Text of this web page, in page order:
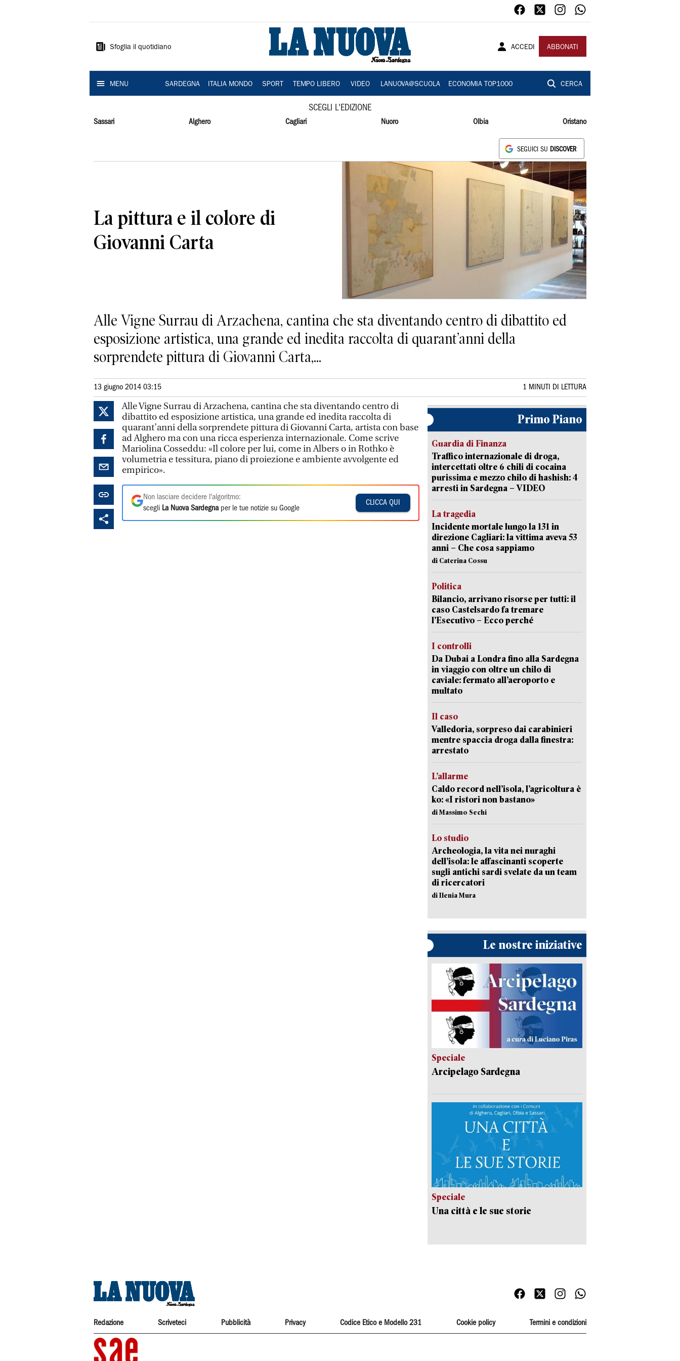
Sardegna
Sfoglia il quotidiano ACCEDI ABBONATI
MENU SARDEGNA ITALIA MONDO SPORT TEMPO LIBERO VIDEO LANUOVA@SCUOLA ECONOMIA TOP1000 CERCA
SCEGLI L'EDIZIONE
Sassari Alghero Cagliari Nuoro Olbia Oristano
SEGUICI SU DISCOVER
La pittura e il colore di
Giovanni Carta
Alle Vigne Surrau di Arzachena, cantina che sta diventando centro di dibattito ed
esposizione artistica, una grande ed inedita raccolta di quarant’anni della
sorprendete pittura di Giovanni Carta,...
13 giugno 2014 03:15 1 MINUTI DI LETTURA
Alle Vigne Surrau di Arzachena, cantina che sta diventando centro di
dibattito ed esposizione artistica, una grande ed inedita raccolta di
quarant’anni della sorprendete pittura di Giovanni Carta, artista con base
ad Alghero ma con una ricca esperienza internazionale. Come scrive
Mariolina Cosseddu: «Il colore per lui, come in Albers o in Rothko è
volumetria e tessitura, piano di proiezione e ambiente avvolgente ed
empirico».
Non lasciare decidere l'algoritmo:
scegli La Nuova Sardegna per le tue notizie su Google
CLICCA QUI
Primo Piano
Guardia di Finanza
Traffico internazionale di droga,
intercettati oltre 6 chili di cocaina
purissima e mezzo chilo di hashish: 4
arresti in Sardegna – VIDEO
La tragedia
Incidente mortale lungo la 131 in
direzione Cagliari: la vittima aveva 53
anni – Che cosa sappiamo
di Caterina Cossu
Politica
Bilancio, arrivano risorse per tutti: il
caso Castelsardo fa tremare
l’Esecutivo – Ecco perché
I controlli
Da Dubai a Londra fino alla Sardegna
in viaggio con oltre un chilo di
caviale: fermato all’aeroporto e
multato
Il caso
Valledoria, sorpreso dai carabinieri
mentre spaccia droga dalla finestra:
arrestato
L’allarme
Caldo record nell’isola, l’agricoltura è
ko: «I ristori non bastano»
di Massimo Sechi
Lo studio
Archeologia, la vita nei nuraghi
dell’isola: le affascinanti scoperte
sugli antichi sardi svelate da un team
di ricercatori
di Ilenia Mura
Le nostre iniziative
Speciale
Arcipelago Sardegna
Speciale
Una città e le sue storie
Redazione Scriveteci Pubblicità Privacy Codice Etico e Modello 231 Cookie policy Termini e condizioni